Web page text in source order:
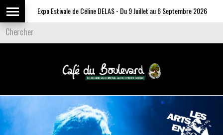
Expo Estivale de Céline DELAS - Du 9 Juillet au 6 Septembre 2026